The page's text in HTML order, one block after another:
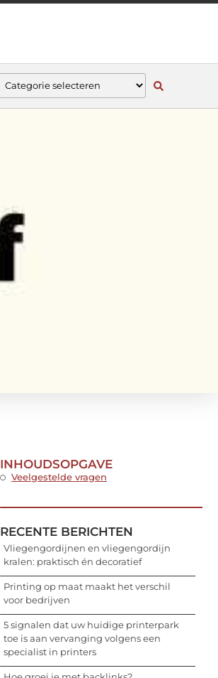
INHOUDSOPGAVE
Veelgestelde vragen
RECENTE BERICHTEN
Vliegengordijnen en vliegengordijn
kralen: praktisch én decoratief
Printing op maat maakt het verschil
voor bedrijven
5 signalen dat uw huidige printerpark
toe is aan vervanging volgens een
specialist in printers